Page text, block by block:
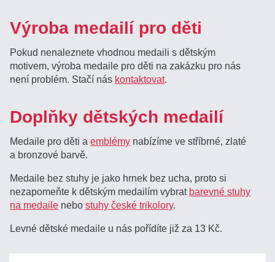
Výroba medailí pro děti
Pokud nenaleznete vhodnou medaili s dětským
motivem, výroba medaile pro děti na zakázku pro nás
není problém. Stačí nás kontaktovat.
Doplňky dětských medailí
Medaile pro děti aemblémy nabízíme ve stříbrné, zlaté
a bronzové barvě.
Medaile bez stuhy je jako hrnek bez ucha, proto si
nezapomeňte k dětským medailím vybrat barevné stuhy
na medaile nebostuhy české trikolory.
Levné dětské medaile u nás pořídíte již za 13 Kč.